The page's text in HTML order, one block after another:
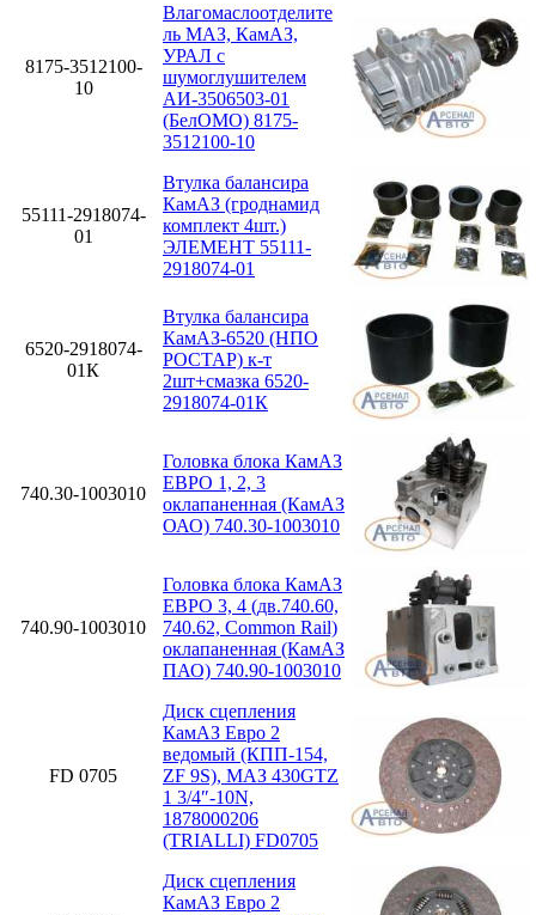
8175-3512100-
10
Влагомаслоотделите
ль МАЗ, КамАЗ,
УРАЛ с
шумоглушителем
АИ-3506503-01
(БелОМО) 8175-
3512100-10
55111-2918074-
01
Втулка балансира
КамАЗ (гроднамид
комплект 4шт.)
ЭЛЕМЕНТ 55111-
2918074-01
6520-2918074-
01К
Втулка балансира
КамАЗ-6520 (НПО
РОСТАР) к-т
2шт+смазка 6520-
2918074-01К
740.30-1003010
Головка блока КамАЗ
ЕВРО 1, 2, 3
оклапаненная (КамАЗ
ОАО) 740.30-1003010
740.90-1003010
Головка блока КамАЗ
ЕВРО 3, 4 (дв.740.60,
740.62, Common Rail)
оклапаненная (КамАЗ
ПАО) 740.90-1003010
FD 0705
Диск сцепления
КамАЗ Евро 2
ведомый (КПП-154,
ZF 9S), МАЗ 430GTZ
1 3/4″-10N,
1878000206
(TRIALLI) FD0705
Диск сцепления
КамАЗ Евро 2